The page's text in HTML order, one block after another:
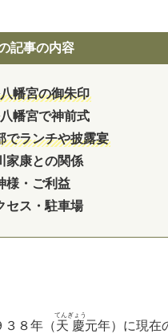
記事の内容
幡宮の御朱印
幡宮で神前式
でランチや披露宴
家康との関係
様・ご利益
セス・駐車場
３８年（天慶
てんぎょう
元年）に現在